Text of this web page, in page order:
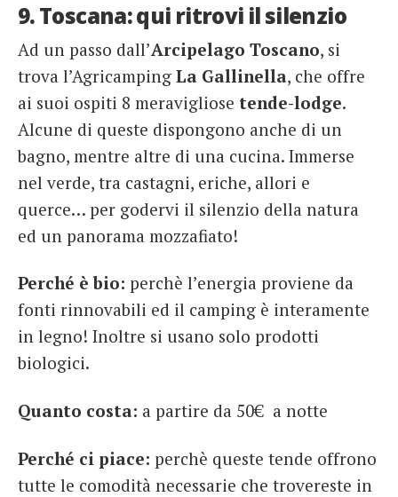
9. Toscana: qui ritrovi il silenzio
Ad un passo dall’Arcipelago Toscano, si
trova l’Agricamping La Gallinella, che offre
ai suoi ospiti 8 meravigliose tende-lodge.
Alcune di queste dispongono anche di un
bagno, mentre altre di una cucina. Immerse
nel verde, tra castagni, eriche, allori e
querce… per godervi il silenzio della natura
ed un panorama mozzafiato!
Perché è bio: perchè l’energia proviene da
fonti rinnovabili ed il camping è interamente
in legno! Inoltre si usano solo prodotti
biologici.
Quanto costa: a partire da 50€ a notte
Perché ci piace: perchè queste tende offrono
tutte le comodità necessarie che trovereste in